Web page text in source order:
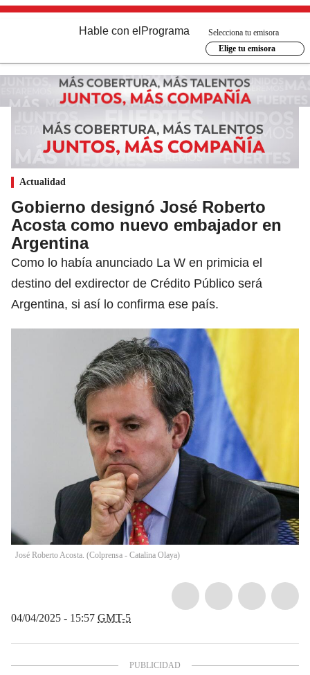
Hable con el Programa
Selecciona tu emisora
Elige tu emisora
Actualidad
Gobierno designó José Roberto
Acosta como nuevo embajador en
Argentina
Como lo había anunciado La W en primicia el
destino del exdirector de Crédito Público será
Argentina, si así lo confirma ese país.
José Roberto Acosta. (Colprensa - Catalina Olaya)
04/04/2025 - 15:57 GMT-5